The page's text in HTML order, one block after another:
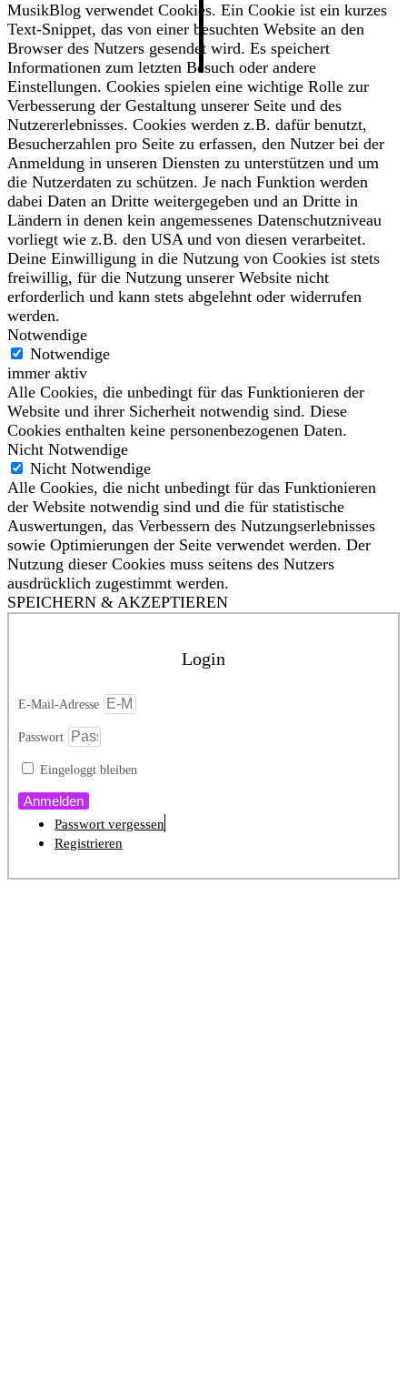
MusikBlog verwendet Cookies. Ein Cookie ist ein kurzes
Text-Snippet, das von einer besuchten Website an den
Browser des Nutzers gesendet wird. Es speichert
Informationen zum letzten Besuch oder andere
Einstellungen. Cookies spielen eine wichtige Rolle zur
Verbesserung der Gestaltung unserer Seite und des
Nutzererlebnisses. Cookies werden z.B. dafür benutzt,
Besucherzahlen pro Seite zu erfassen, den Nutzer bei der
Anmeldung in unseren Diensten zu unterstützen und um
die Nutzerdaten zu schützen. Je nach Funktion werden
dabei Daten an Dritte weitergegeben und an Dritte in
Ländern in denen kein angemessenes Datenschutzniveau
vorliegt wie z.B. den USA und von diesen verarbeitet.
Deine Einwilligung in die Nutzung von Cookies ist stets
freiwillig, für die Nutzung unserer Website nicht
erforderlich und kann stets abgelehnt oder widerrufen
werden.
Notwendige
Notwendige
immer aktiv
Alle Cookies, die unbedingt für das Funktionieren der
Website und ihrer Sicherheit notwendig sind. Diese
Cookies enthalten keine personenbezogenen Daten.
Nicht Notwendige
Nicht Notwendige
Alle Cookies, die nicht unbedingt für das Funktionieren
der Website notwendig sind und die für statistische
Auswertungen, das Verbessern des Nutzungserlebnisses
sowie Optimierungen der Seite verwendet werden. Der
Nutzung dieser Cookies muss seitens des Nutzers
ausdrücklich zugestimmt werden.
SPEICHERN & AKZEPTIEREN
Login
E-Mail-Adresse
Passwort
Eingeloggt bleiben
Anmelden
Passwort vergessen
Registrieren